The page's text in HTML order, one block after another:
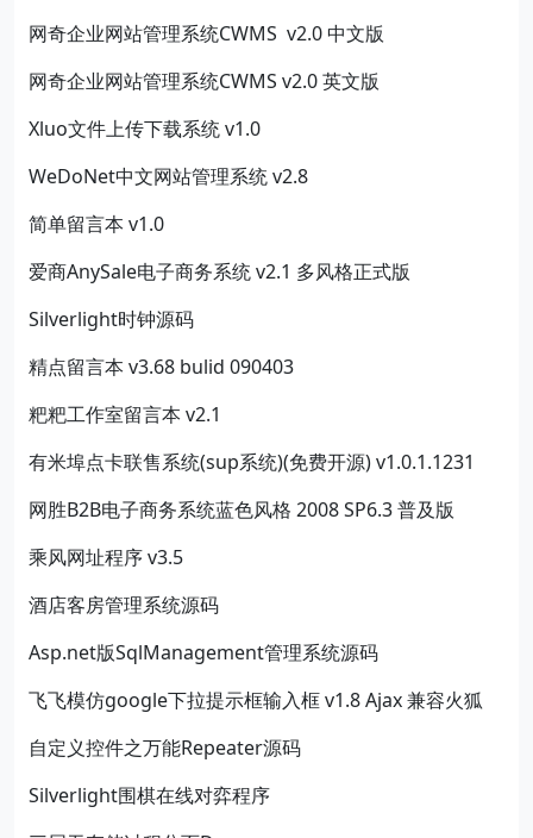
网奇企业网站管理系统CWMS v2.0 中文版
网奇企业网站管理系统CWMS v2.0 英文版
Xluo文件上传下载系统 v1.0
WeDoNet中文网站管理系统 v2.8
简单留言本 v1.0
爱商AnySale电子商务系统 v2.1 多风格正式版
Silverlight时钟源码
精点留言本 v3.68 bulid 090403
粑粑工作室留言本 v2.1
有米埠点卡联售系统(sup系统)(免费开源) v1.0.1.1231
网胜B2B电子商务系统蓝色风格 2008 SP6.3 普及版
乘风网址程序 v3.5
酒店客房管理系统源码
Asp.net版SqlManagement管理系统源码
飞飞模仿google下拉提示框输入框 v1.8 Ajax 兼容火狐
自定义控件之万能Repeater源码
Silverlight围棋在线对弈程序